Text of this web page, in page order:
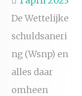
De Wettelijke
schuldsaneri
ng (Wsnp) en
alles daar
omheen